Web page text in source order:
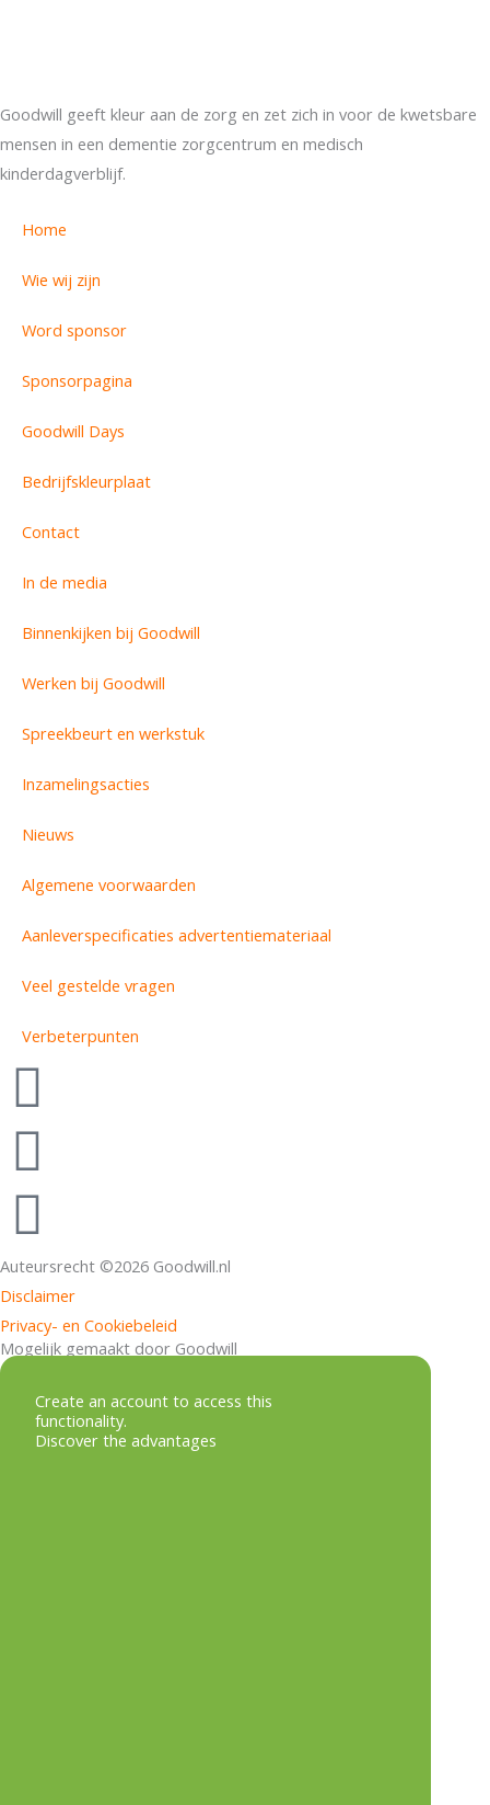
Goodwill geeft kleur aan de zorg en zet zich in voor de kwetsbare
mensen in een dementie zorgcentrum en medisch
kinderdagverblijf.
Home
Wie wij zijn
Word sponsor
Sponsorpagina
Goodwill Days
Bedrijfskleurplaat
Contact
In de media
Binnenkijken bij Goodwill
Werken bij Goodwill
Spreekbeurt en werkstuk
Inzamelingsacties
Nieuws
Algemene voorwaarden
Aanleverspecificaties advertentiemateriaal
Veel gestelde vragen
Verbeterpunten
F
a
c
e
b
o
o
k
I
n
s
t
a
g
L
i
n
k
e
Auteursrecht ©2026 Goodwill.nl
Disclaimer
Privacy- en Cookiebeleid
Mogelijk gemaakt door Goodwill
Create an account to access this
functionality.
Discover the advantages